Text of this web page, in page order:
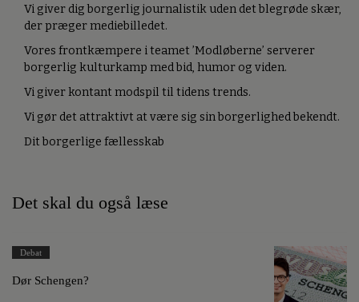
Vi giver dig borgerlig journalistik uden det blegrøde skær,
der præger mediebilledet.
Vores frontkæmpere i teamet ’Modløberne’ serverer
borgerlig kulturkamp med bid, humor og viden.
Vi giver kontant modspil til tidens trends.
Vi gør det attraktivt at være sig sin borgerlighed bekendt.
Dit borgerlige fællesskab
Det skal du også læse
Debat
Dør Schengen?